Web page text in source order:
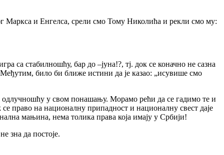
Маркса и Енгелса, срели смо Тому Николића и рекли смо му:
са стабилношћу, бар до –јуна!?, тј. док се коначно не сазна
било би ближе истини да је казао: „исувише смо
одлучношћу у свом понашању. Морамо рећи да се гадимо те и
право на националну припадност и националну свест даје
мањина, нема толика права која имају у Србији!
зна да постоје.